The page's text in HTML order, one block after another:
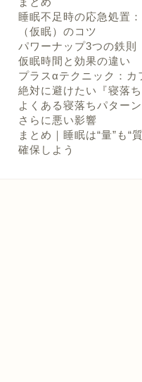
睡眠不足時の応急処置
（仮眠）のコツ
パワーナップ3つの鉄則
仮眠時間と効果の違い
プラスαテクニック：カ
絶対に避けたい『寝落
よくある寝落ちパターン
さらに悪い影響
まとめ｜睡眠は“量”も“
確保しよう